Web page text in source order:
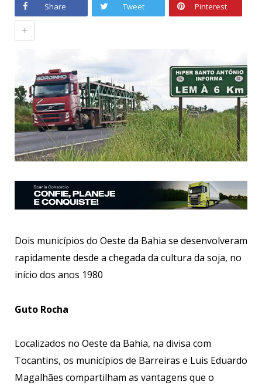
Share Tweet Pinterest
+
Dois municípios do Oeste da Bahia se desenvolveram
rapidamente desde a chegada da cultura da soja, no
início dos anos 1980
Guto Rocha
Localizados no Oeste da Bahia, na divisa com
Tocantins, os municípios de Barreiras e Luis Eduardo
Magalhães compartilham as vantagens que o